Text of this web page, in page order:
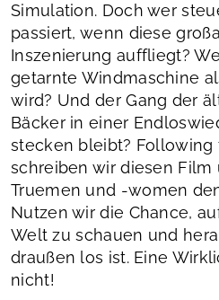
Simulation. Doch wer
passiert, wenn diese
Inszenierung auffliegt?
getarnte Windmaschine
wird? Und der Gang der
Bäcker in einer
stecken bleibt? Following
schreiben wir diesen Film
Truemen und -women
Nutzen wir die Chance,
Welt zu schauen und
draußen los ist. Eine
nicht!